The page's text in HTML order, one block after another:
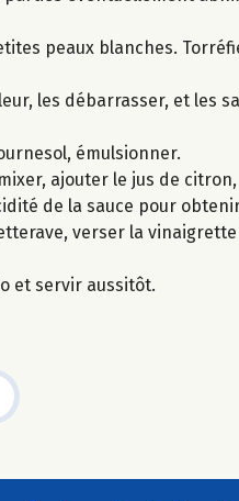
peaux blanches.
les débarrasser, et les
émulsionner.
ajouter le jus de
de la sauce pour
verser la
et servir aussitôt.